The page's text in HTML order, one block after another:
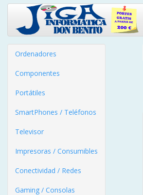
Ordenadores
Componentes
Portátiles
SmartPhones / Teléfonos
Televisor
Impresoras / Consumibles
Conectividad / Redes
Gaming / Consolas